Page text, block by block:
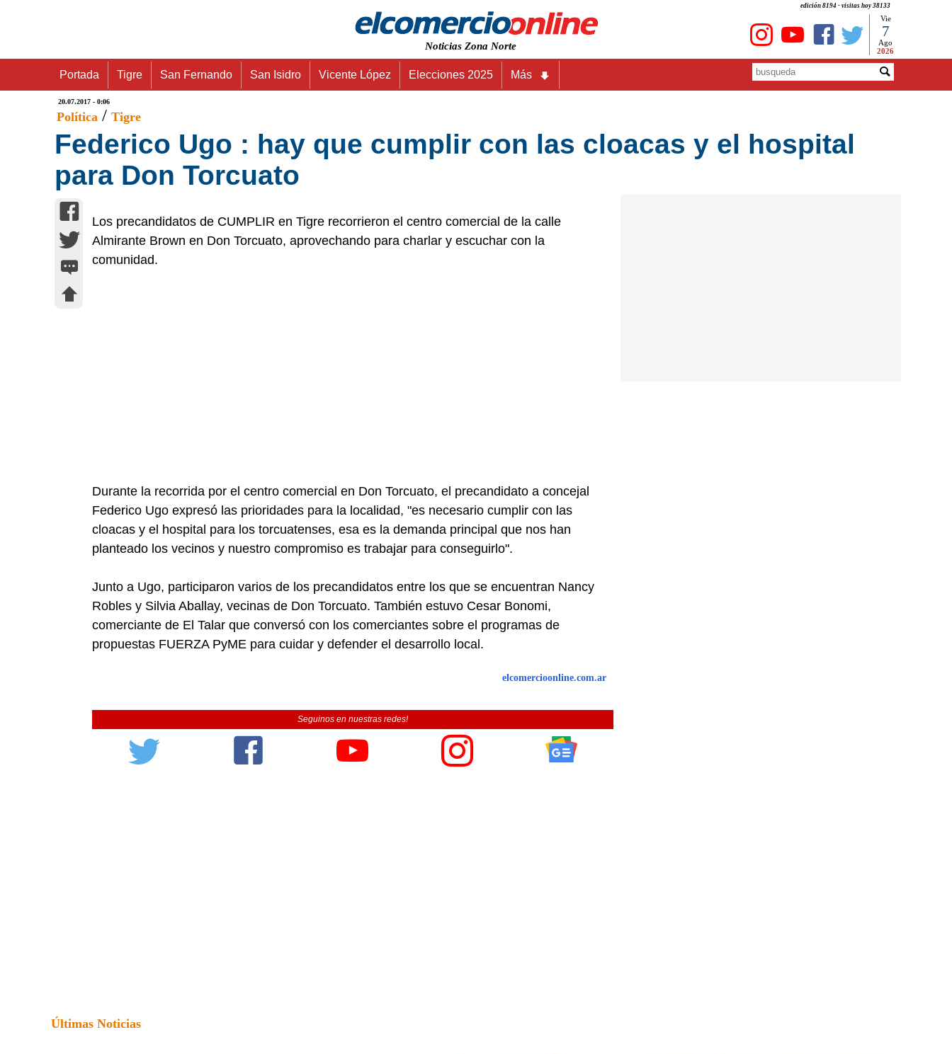
edición 8194 - visitas hoy 38133
Noticias Zona Norte
Vie
7
Ago
2026
Portada Tigre San Fernando San Isidro Vicente López Elecciones 2025 Más
20.07.2017 - 0:06
Política / Tigre
Federico Ugo : hay que cumplir con las cloacas y el hospital
para Don Torcuato
Los precandidatos de CUMPLIR en Tigre recorrieron el centro comercial de la calle
Almirante Brown en Don Torcuato, aprovechando para charlar y escuchar con la
comunidad.
Durante la recorrida por el centro comercial en Don Torcuato, el precandidato a concejal
Federico Ugo expresó las prioridades para la localidad, "es necesario cumplir con las
cloacas y el hospital para los torcuatenses, esa es la demanda principal que nos han
planteado los vecinos y nuestro compromiso es trabajar para conseguirlo".
Junto a Ugo, participaron varios de los precandidatos entre los que se encuentran Nancy
Robles y Silvia Aballay, vecinas de Don Torcuato. También estuvo Cesar Bonomi,
comerciante de El Talar que conversó con los comerciantes sobre el programas de
propuestas FUERZA PyME para cuidar y defender el desarrollo local.
elcomercioonline.com.ar
Seguinos en nuestras redes!
Últimas Noticias